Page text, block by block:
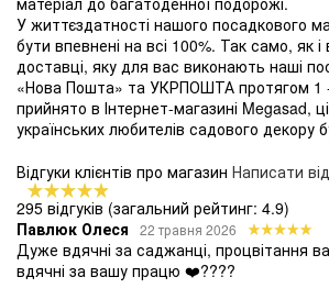
У життєздатності нашого посадкового
бути впевнені на всі 100%. Так само, як і
доставці, яку для вас виконають наші
«Нова Пошта» та УКРПОШТА протягом 1 -
прийнято в Інтернет-магазині Megasad,
українських любителів садового декору
Відгуки клієнтів про магазин Написати
295 відгуків (загальний рейтинг: 4.9)
Павлюк Олеся
22 травня 2026
Дуже вдячні за саджанці, процвітання
вдячні за вашу працю ❤️????